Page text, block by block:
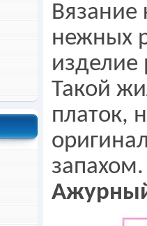
нежных
Такой
платок,
запахом.